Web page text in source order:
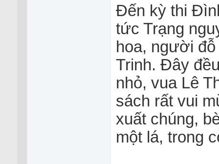
Đến kỳ thi
tức Trạng
hoa, người
Trinh. Đây
nhỏ, vua Lê
sách rất vui
xuất chúng,
một lá, trong